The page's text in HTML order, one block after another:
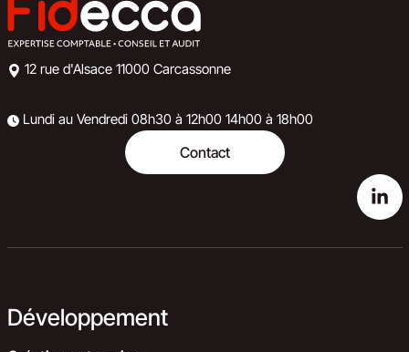
12 rue d'Alsace 11000 Carcassonne
Lundi au Vendredi 08h30 à 12h00 14h00 à 18h00
Contact
Développement